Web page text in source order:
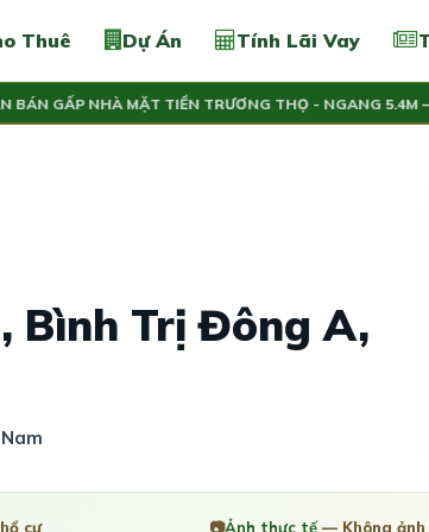
Thuê Dự Án Tính Lãi Vay
GẤP NHÀ MẶT TIỀN TRƯƠNG THỌ - NGANG 5.4M – DÒ
Bình Trị Đông A,
cư 📷Ảnh thực tế— Không ảnh